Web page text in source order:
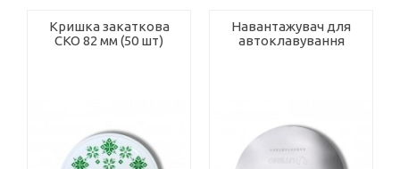
Кришка закаткова
СКО 82 мм (50 шт)
Навантажувач для
автоклавування